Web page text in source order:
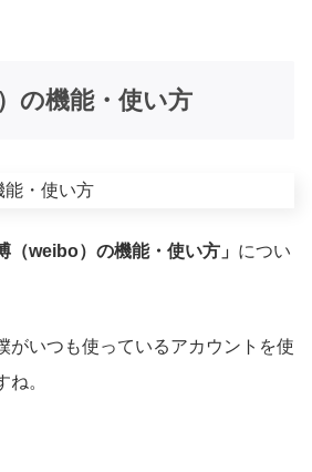
の機能・使い方
（weibo）の機能・使い方」 につい
がいつも使っているアカウントを使
ね。